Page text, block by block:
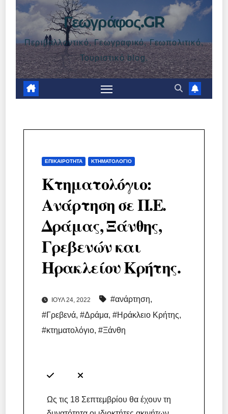
Γεωγράφος.GR
Περιβαλλοντικό, Γεωγραφικό, Γεωπολιτικό,
Τουριστικό blog.
ΕΠΙΚΑΙΡΌΤΗΤΑ ΚΤΗΜΑΤΟΛΌΓΙΟ
Κτηματολόγιο:
Ανάρτηση σε Π.Ε.
Δράμας, Ξάνθης,
Γρεβενών και
Ηρακλείου Κρήτης.
ΙΟΎΛ 24, 2022 #ανάρτηση,
#Γρεβενά,#Δράμα,#Ηράκλειο Κρήτης,
#κτηματολόγιο,#Ξάνθη
Ως τις 18 Σεπτεμβρίου θα έχουν τη